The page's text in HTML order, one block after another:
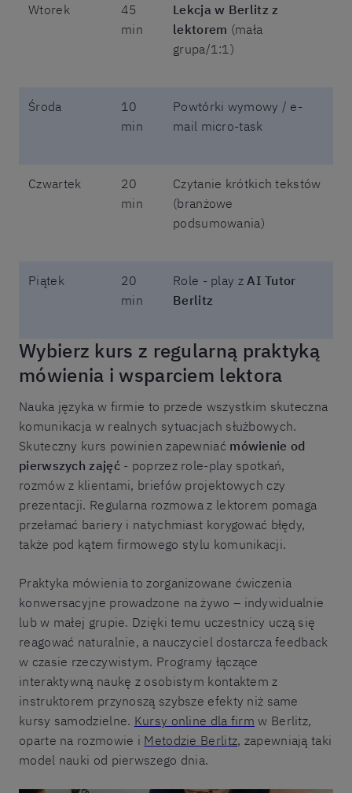
Wtorek
45
min
Lekcja w Berlitz z
lektorem (mała
grupa/1:1)
Środa
10
min
Powtórki wymowy / e-
mail micro-task
Czwartek
20
min
Czytanie krótkich tekstów
(branżowe
podsumowania)
Piątek
20
min
Role - play zAI Tutor
Berlitz
Wybierz kurs z regularną praktyką
mówienia i wsparciem lektora
Nauka języka w firmie to przede wszystkim skuteczna
komunikacja w realnych sytuacjach służbowych.
Skuteczny kurs powinien zapewniać mówienie od
pierwszych zajęć- poprzez role-play spotkań,
rozmów z klientami, briefów projektowych czy
prezentacji. Regularna rozmowa z lektorem pomaga
przełamać bariery i natychmiast korygować błędy,
także pod kątem firmowego stylu komunikacji.
Praktyka mówienia to zorganizowane ćwiczenia
konwersacyjne prowadzone na żywo – indywidualnie
lub w małej grupie. Dzięki temu uczestnicy uczą się
reagować naturalnie, a nauczyciel dostarcza feedback
w czasie rzeczywistym. Programy łączące
interaktywną naukę z osobistym kontaktem z
instruktorem przynoszą szybsze efekty niż same
kursy samodzielne. Kursy online dla firm w Berlitz,
oparte na rozmowie i Metodzie Berlitz, zapewniają taki
model nauki od pierwszego dnia.